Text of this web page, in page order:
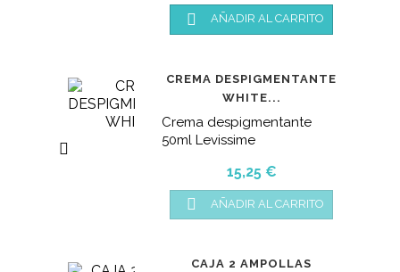
 AÑADIR AL CARRITO

CREMA DESPIGMENTANTE
WHITE...
Crema despigmentante
50ml Levissime
Precio
15,25 €
 AÑADIR AL CARRITO
CAJA 2 AMPOLLAS